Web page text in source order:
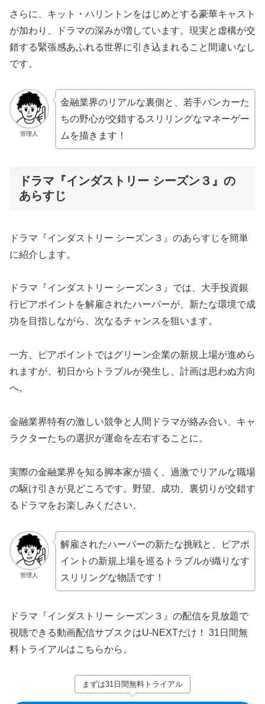
さらに、キット・ハリントンをはじめとする豪華キャスト
が加わり、ドラマの深みが増しています。現実と虚構が交
錯する緊張感あふれる世界に引き込まれること間違いなし
です。
管理人
金融業界のリアルな裏側と、若手バンカーた
ちの野心が交錯するスリリングなマネーゲー
ムを描きます！
ドラマ『インダストリー シーズン３』の
あらすじ
ドラマ『インダストリー シーズン３』のあらすじを簡単
に紹介します。
ドラマ『インダストリー シーズン３』では、大手投資銀
行ピアポイントを解雇されたハーパーが、新たな環境で成
功を目指しながら、次なるチャンスを狙います。
一方、ピアポイントではグリーン企業の新規上場が進めら
れますが、初日からトラブルが発生し、計画は思わぬ方向
へ。
金融業界特有の激しい競争と人間ドラマが絡み合い、キャ
ラクターたちの選択が運命を左右することに。
実際の金融業界を知る脚本家が描く、過激でリアルな職場
の駆け引きが見どころです。野望、成功、裏切りが交錯す
るドラマをお楽しみください。
管理人
解雇されたハーパーの新たな挑戦と、ピアポ
イントの新規上場を巡るトラブルが織りなす
スリリングな物語です！
ドラマ『インダストリー シーズン３』の配信を見放題で
視聴できる動画配信サブスクはU-NEXTだけ！ 31日間無
料トライアルはこちらから。
まずは31日間無料トライアル